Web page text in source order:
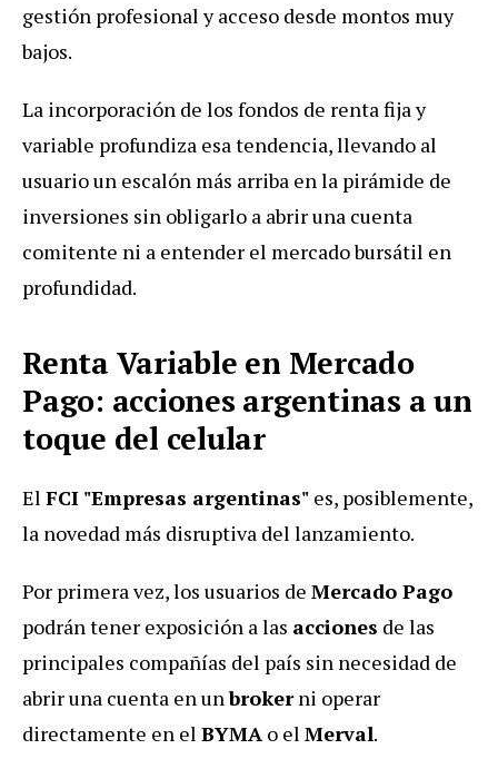
gestión profesional y acceso desde montos muy
bajos.
La incorporación de los fondos de renta fija y
variable profundiza esa tendencia, llevando al
usuario un escalón más arriba en la pirámide de
inversiones sin obligarlo a abrir una cuenta
comitente ni a entender el mercado bursátil en
profundidad.
Renta Variable en Mercado
Pago: acciones argentinas a un
toque del celular
El FCI "Empresas argentinas" es, posiblemente,
la novedad más disruptiva del lanzamiento.
Por primera vez, los usuarios de Mercado Pago
podrán tener exposición a las acciones de las
principales compañías del país sin necesidad de
abrir una cuenta en unbrokerni operar
directamente en el BYMA o el Merval.